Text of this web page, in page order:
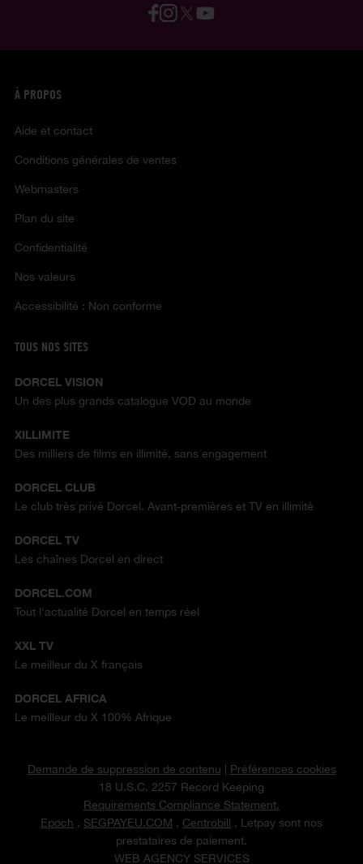
À PROPOS
Aide et contact
Conditions générales de ventes
Webmasters
Plan du site
Confidentialité
Nos valeurs
Accessibilité : Non conforme
TOUS NOS SITES
DORCEL VISION
Un des plus grands catalogue VOD au monde
XILLIMITE
Des milliers de films en illimité, sans engagement
DORCEL CLUB
Le club très privé Dorcel. Avant-premières et TV en illimité
DORCEL TV
Les chaînes Dorcel en direct
DORCEL.COM
Tout l'actualité Dorcel en temps réel
XXL TV
Le meilleur du X français
DORCEL AFRICA
Le meilleur du X 100% Afrique
Demande de suppression de contenu
Préférences cookies
18 U.S.C. 2257 Record Keeping
Requirements Compliance Statement.
Epoch , SEGPAYEU.COM , Centrobill , Letpay sont nos
prestataires de paiement.
WEB AGENCY SERVICES